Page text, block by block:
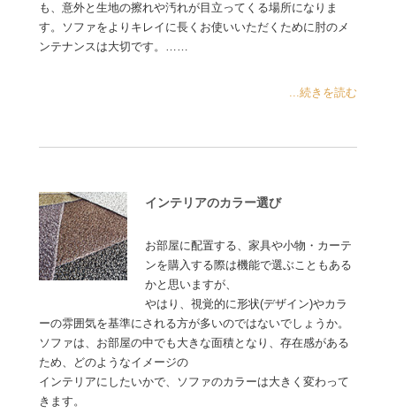
も、意外と生地の擦れや汚れが目立ってくる場所になりま
す。ソファをよりキレイに長くお使いいただくために肘のメ
ンテナンスは大切です。……
...続きを読む
インテリアのカラー選び
お部屋に配置する、家具や小物・カーテ
ンを購入する際は機能で選ぶこともある
かと思いますが、
やはり、視覚的に形状(デザイン)やカラ
ーの雰囲気を基準にされる方が多いのではないでしょうか。
ソファは、お部屋の中でも大きな面積となり、存在感がある
ため、どのようなイメージの
インテリアにしたいかで、ソファのカラーは大きく変わって
きます。